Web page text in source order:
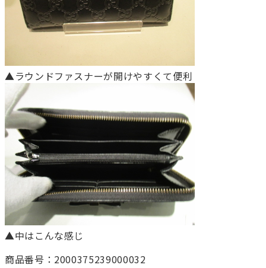
▲ラウンドファスナーが開けやすくて便利
▲中はこんな感じ
商品番号：2000375239000032